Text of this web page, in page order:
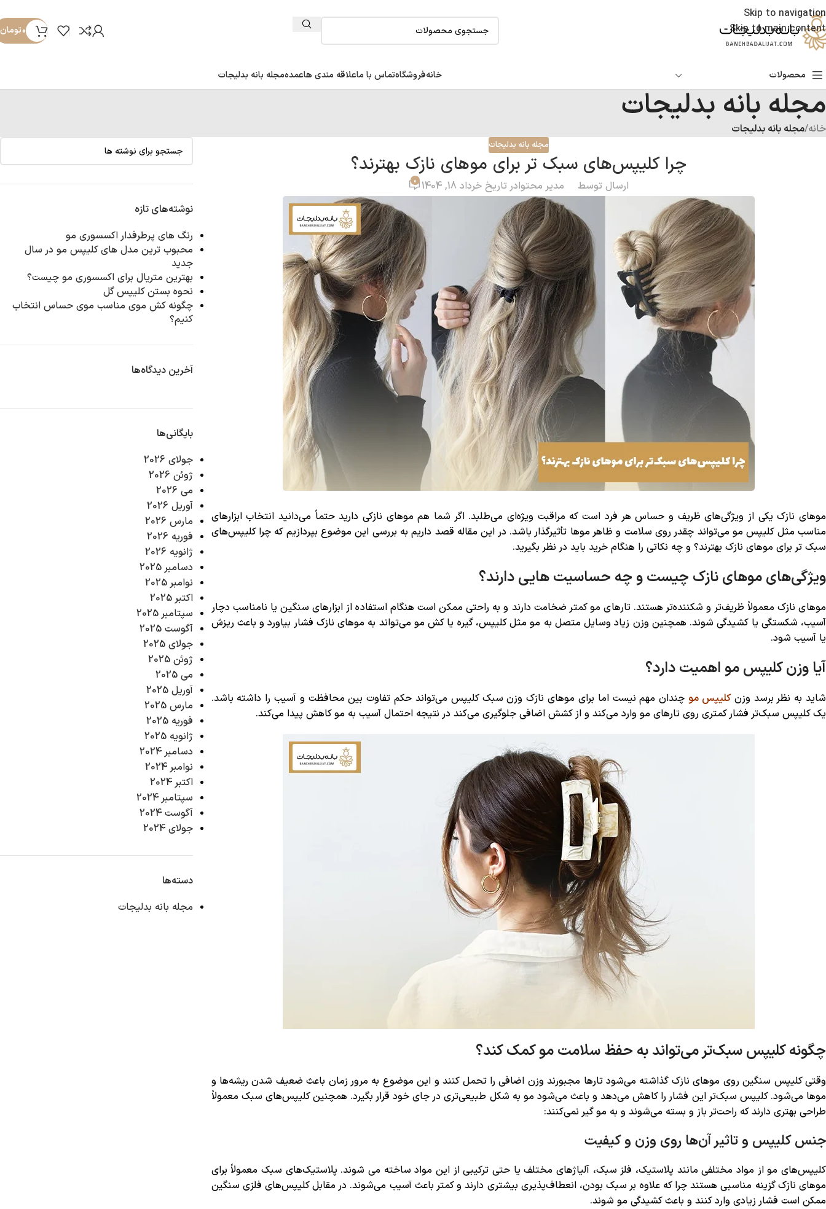
Skip to navigation
Skip to main content
۰تومان
محصولات خانهفروشگاهتماس با ماعلاقه مندی هاعمدهمجله بانه بدلیجات
مجله بانه بدلیجات
خانه/مجله بانه بدلیجات
مجله بانه بدلیجات
چرا کلیپس‌های سبک‌ تر برای موهای نازک بهترند؟
ارسال توسط مدیر محتوادر تاریخ خرداد 18, 1404 0
موهای نازک یکی از ویژگی‌های ظریف و حساس هر فرد است که مراقبت ویژه‌ای می‌طلبد. اگر شما هم موهای نازکی دارید حتماً می‌دانید انتخاب ابزارهای
مناسب مثل کلیپس مو می‌تواند چقدر روی سلامت و ظاهر موها تأثیرگذار باشد. در این مقاله قصد داریم به بررسی این موضوع بپردازیم که چرا کلیپس‌های
سبک‌ تر برای موهای نازک بهترند؟ و چه نکاتی را هنگام خرید باید در نظر بگیرید.
ویژگی‌های موهای نازک چیست و چه حساسیت هایی دارند؟
موهای نازک معمولاً ظریف‌تر و شکننده‌تر هستند. تارهای مو کمتر ضخامت دارند و به راحتی ممکن است هنگام استفاده از ابزارهای سنگین یا نامناسب دچار
آسیب، شکستگی یا کشیدگی شوند. همچنین وزن زیاد وسایل متصل به مو مثل کلیپس، گیره یا کش مو می‌تواند به موهای نازک فشار بیاورد و باعث ریزش
یا آسیب شود.
آیا وزن کلیپس مو اهمیت دارد؟
شاید به نظر برسد وزنکلیپس مو چندان مهم نیست اما برای موهای نازک وزن سبک کلیپس می‌تواند حکم تفاوت بین محافظت و آسیب را داشته باشد.
یک کلیپس سبک‌تر فشار کمتری روی تارهای مو وارد می‌کند و از کشش اضافی جلوگیری می‌کند در نتیجه احتمال آسیب به مو کاهش پیدا می‌کند.
چگونه کلیپس سبک‌تر می‌تواند به حفظ سلامت مو کمک کند؟
وقتی کلیپس سنگین روی موهای نازک گذاشته می‌شود تارها مجبورند وزن اضافی را تحمل کنند و این موضوع به مرور زمان باعث ضعیف شدن ریشه‌ها و
موها می‌شود. کلیپس سبک‌تر این فشار را کاهش می‌دهد و باعث می‌شود مو به شکل طبیعی‌تری در جای خود قرار بگیرد. همچنین کلیپس‌های سبک معمولاً
طراحی بهتری دارند که راحت‌تر باز و بسته می‌شوند و به مو گیر نمی‌کنند:
جنس کلیپس و تاثیر آن‌ها روی وزن و کیفیت
کلیپس‌های مو از مواد مختلفی مانند پلاستیک، فلز سبک، آلیاژهای مختلف یا حتی ترکیبی از این مواد ساخته می شوند. پلاستیک‌های سبک معمولاً برای
موهای نازک گزینه مناسبی هستند چرا که علاوه بر سبک بودن، انعطاف‌پذیری بیشتری دارند و کمتر باعث آسیب می‌شوند. در مقابل کلیپس‌های فلزی سنگین
ممکن است فشار زیادی وارد کنند و باعث کشیدگی مو شوند.
نوشته‌های تازه
رنگ ‌های پرطرفدار اکسسوری مو
محبوب ‌ترین مدل ‌های کلیپس مو در سال
جدید
بهترین متریال برای اکسسوری مو چیست؟
نحوه بستن کلیپس گل
چگونه کش موی مناسب موی حساس انتخاب
کنیم؟
آخرین دیدگاه‌ها
بایگانی‌ها
جولای 2026
ژوئن 2026
می 2026
آوریل 2026
مارس 2026
فوریه 2026
ژانویه 2026
دسامبر 2025
نوامبر 2025
اکتبر 2025
سپتامبر 2025
آگوست 2025
جولای 2025
ژوئن 2025
می 2025
آوریل 2025
مارس 2025
فوریه 2025
ژانویه 2025
دسامبر 2024
نوامبر 2024
اکتبر 2024
سپتامبر 2024
آگوست 2024
جولای 2024
دسته‌ها
مجله بانه بدلیجات